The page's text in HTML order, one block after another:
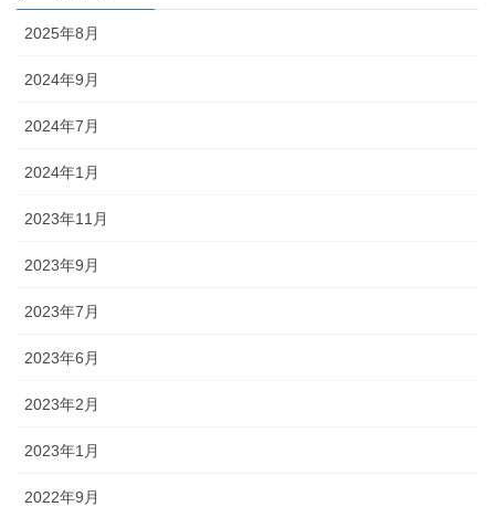
2025年8月
2024年9月
2024年7月
2024年1月
2023年11月
2023年9月
2023年7月
2023年6月
2023年2月
2023年1月
2022年9月